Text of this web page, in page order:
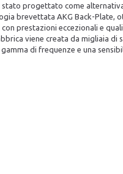
progettato come
brevettata AKG Back-Plate,
prestazioni eccezionali e
viene creata da migliaia
di frequenze e una